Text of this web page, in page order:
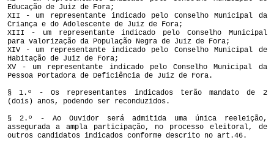
Educação de Juiz de Fora;
XII - um representante indicado pelo Conselho Municipal da
Criança e do Adolescente de Juiz de Fora;
XIII - um representante indicado pelo Conselho Municipal
para valorização da População Negra de Juiz de Fora;
XIV - um representante indicado pelo Conselho Municipal de
Habitação de Juiz de Fora;
XV - um representante indicado pelo Conselho Municipal da
Pessoa Portadora de Deficiência de Juiz de Fora.
§ 1.º - Os representantes indicados terão mandato de 2
(dois) anos, podendo ser reconduzidos.
§ 2.º - Ao Ouvidor será admitida uma única reeleição,
assegurada a ampla participação, no processo eleitoral, de
outros candidatos indicados conforme descrito no art.46.